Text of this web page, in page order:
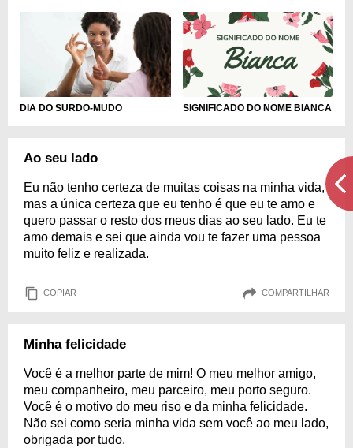
DIA DO SURDO-MUDO SIGNIFICADO DO NOME BIANCA
Ao seu lado
Eu não tenho certeza de muitas coisas na minha vida,
mas a única certeza que eu tenho é que eu te amo e
quero passar o resto dos meus dias ao seu lado. Eu te
amo demais e sei que ainda vou te fazer uma pessoa
muito feliz e realizada.
COPIAR COMPARTILHAR
Minha felicidade
Você é a melhor parte de mim! O meu melhor amigo,
meu companheiro, meu parceiro, meu porto seguro.
Você é o motivo do meu riso e da minha felicidade.
Não sei como seria minha vida sem você ao meu lado,
obrigada por tudo.